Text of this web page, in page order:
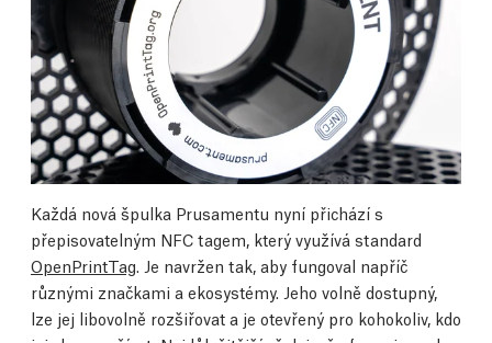
Každá nová špulka Prusamentu nyní přichází s
přepisovatelným NFC tagem, který využívá standard
OpenPrintTag . Je navržen tak, aby fungoval napříč
různými značkami a ekosystémy. Jeho volně dostupný,
lze jej libovolně rozšiřovat a je otevřený pro kohokoliv, kdo